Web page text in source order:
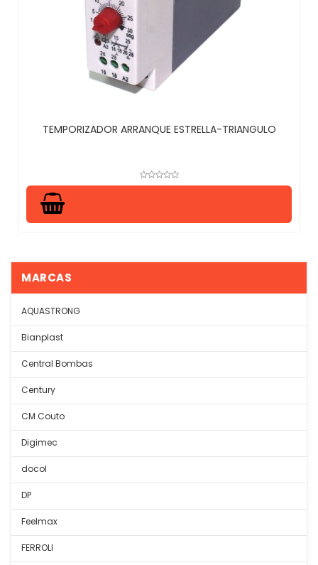
TEMPORIZADOR ARRANQUE ESTRELLA-TRIANGULO
MARCAS
AQUASTRONG
Bianplast
Central Bombas
Century
CM Couto
Digimec
docol
DP
Feelmax
FERROLI